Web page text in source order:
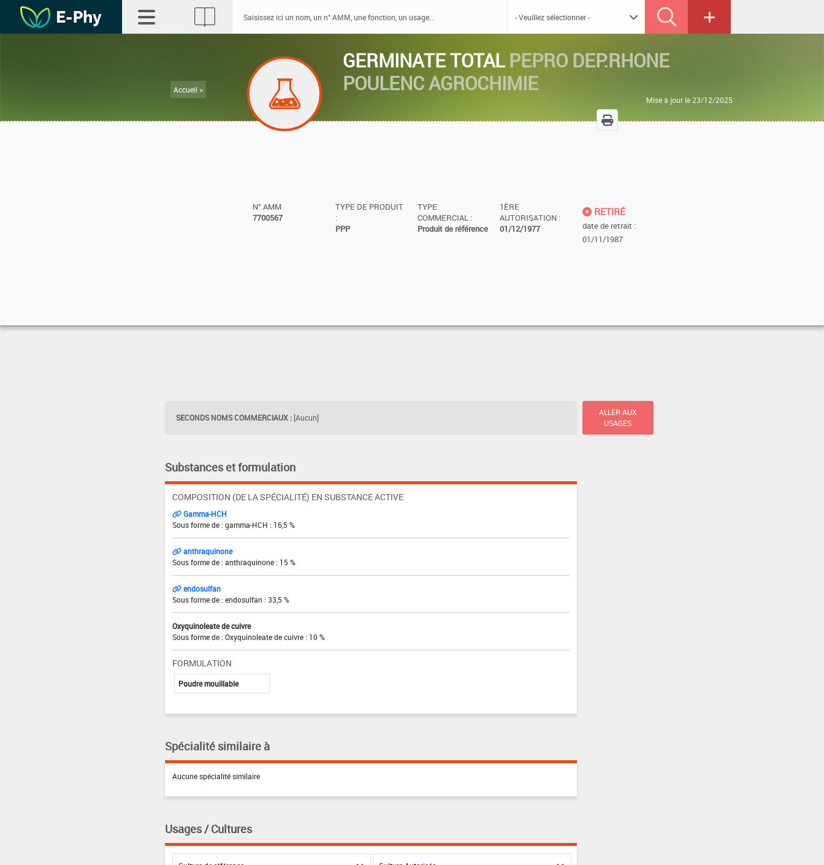
Accueil >
GERMINATE TOTALPEPRO DEP.RHONE
POULENC AGROCHIMIE
Mise à jour le 23/12/2025
N° AMM
7700567
TYPE DE PRODUIT
:
PPP
TYPE
COMMERCIAL :
Produit de référence
1ÈRE
AUTORISATION :
01/12/1977
RETIRÉ
date de retrait :
01/11/1987
SECONDS NOMS COMMERCIAUX : [Aucun]
ALLER AUX
USAGES
Substances et formulation
COMPOSITION (DE LA SPÉCIALITÉ) EN SUBSTANCE ACTIVE
Gamma-HCH
Sous forme de : gamma-HCH : 16,5 %
anthraquinone
Sous forme de : anthraquinone : 15 %
endosulfan
Sous forme de : endosulfan : 33,5 %
Oxyquinoleate de cuivre
Sous forme de : Oxyquinoleate de cuivre : 10 %
FORMULATION
Poudre mouillable
Spécialité similaire à
Aucune spécialité similaire
Usages / Cultures